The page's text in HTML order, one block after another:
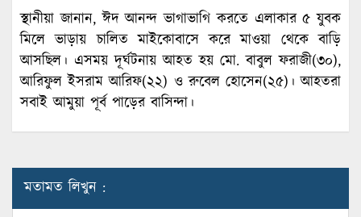
স্থানীয়া জানান, ঈদ আনন্দ ভাগাভাগি করতে এলাকার ৫ যুবক
মিলে ভাড়ায় চালিত মাইকোবাসে করে মাওয়া থেকে বাড়ি
আসছিল। এসময় দূর্ঘটনায় আহত হয় মো. বাবুল ফরাজী(৩০),
আরিফুল ইসরাম আরিফ(২২) ও রুবেল হোসেন(২৫)। আহতরা
সবাই আমুয়া পূর্ব পাড়ের বাসিন্দা।
মতামত লিখুন :